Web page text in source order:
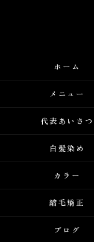
ホーム
メニュー
代表あいさつ
白髪染め
カラー
縮毛矯正
ブログ